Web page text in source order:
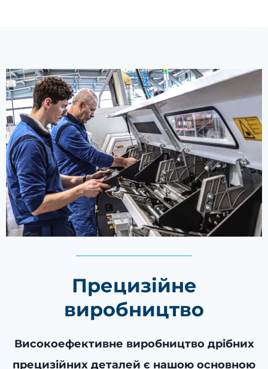
Прецизійне
виробництво
Високоефективне виробництво дрібних
прецизійних деталей є нашою основною